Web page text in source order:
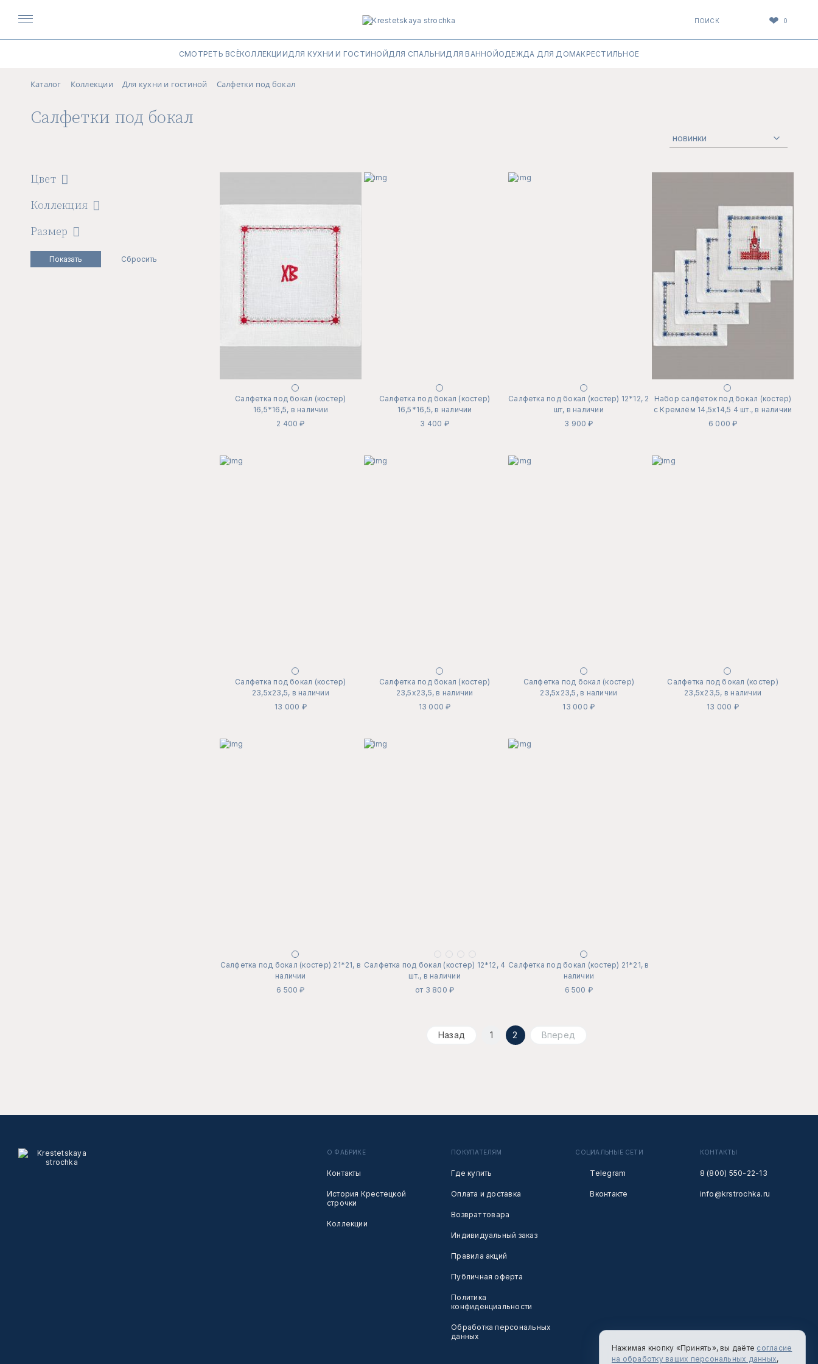
ПОИСК ❤ 0
СМОТРЕТЬ ВСЁКОЛЛЕКЦИИДЛЯ КУХНИ И ГОСТИНОЙДЛЯ СПАЛЬНИДЛЯ ВАННОЙОДЕЖДА ДЛЯ ДОМАКРЕСТИЛЬНОЕ
Каталог Коллекции Для кухни и гостиной Салфетки под бокал
Салфетки под бокал
Цвет
Коллекция
Размер
Салфетка под бокал (костер)
16,5*16,5, в наличии
2 400 ₽
Салфетка под бокал (костер)
16,5*16,5, в наличии
3 400 ₽
Салфетка под бокал (костер) 12*12, 2
шт, в наличии
3 900 ₽
Набор салфеток под бокал (костер)
с Кремлём 14,5х14,5 4 шт., в наличии
6 000 ₽
Салфетка под бокал (костер)
23,5х23,5, в наличии
13 000 ₽
Салфетка под бокал (костер)
23,5х23,5, в наличии
13 000 ₽
Салфетка под бокал (костер)
23,5х23,5, в наличии
13 000 ₽
Салфетка под бокал (костер)
23,5х23,5, в наличии
13 000 ₽
Салфетка под бокал (костер) 21*21, в
наличии
6 500 ₽
Салфетка под бокал (костер) 12*12, 4
шт., в наличии
от 3 800 ₽
Салфетка под бокал (костер) 21*21, в
наличии
6 500 ₽
Назад 1 2 Вперед
О ФАБРИКЕ
Контакты
История Крестецкой
строчки
Коллекции
ПОКУПАТЕЛЯМ
Где купить
Оплата и доставка
Возврат товара
Индивидуальный заказ
Правила акций
Публичная оферта
Политика
конфиденциальности
Обработка персональных
данных
СОЦИАЛЬНЫЕ СЕТИ
Telegram
Вконтакте
КОНТАКТЫ
8 (800) 550-22-13
info@krstrochka.ru
Нажимая кнопку «Принять», вы даёте согласие
на обработку ваших персональных данных,